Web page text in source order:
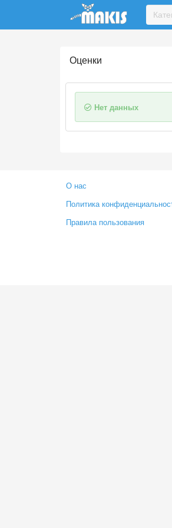
Update cookies preferences
Оценки
Нет данных
О нас
Политика
Правила пользования